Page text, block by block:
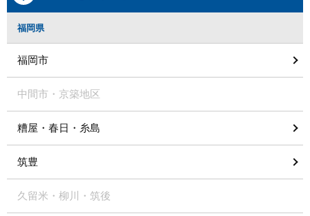
福岡県
福岡市
中間市・京築地区
糟屋・春日・糸島
筑豊
久留米・柳川・筑後